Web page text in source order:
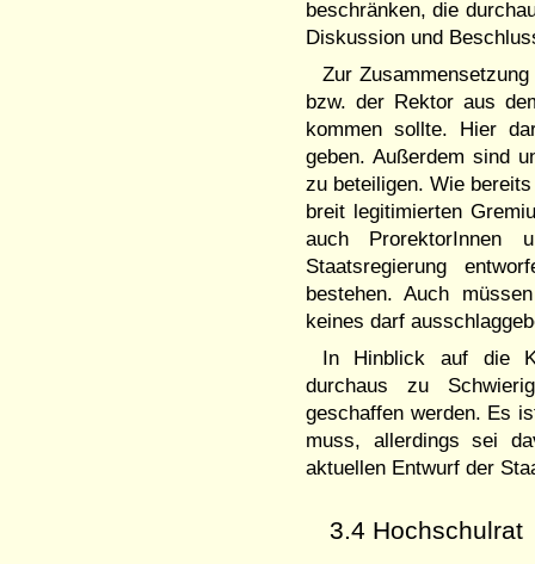
beschränken, die
Diskussion und
Zur
bzw. der Rektor aus
kommen sollte. Hier
geben. Außerdem sind
zu beteiligen. Wie
breit legitimierten
auch
Staatsregierung
bestehen. Auch
keines darf
In Hinblick auf die
durchaus zu
geschaffen werden. Es
muss, allerdings sei
aktuellen Entwurf der
3.4 Hochschulrat